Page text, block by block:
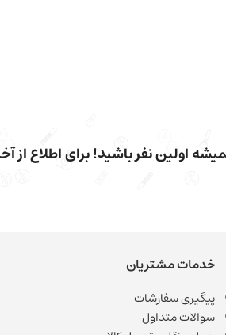
اولین نفر باشید! برای اطلاع از
خدمات مشتریان
پیگیری سفارشات
سوالات متداول